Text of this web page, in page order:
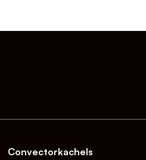
Convectorkachels